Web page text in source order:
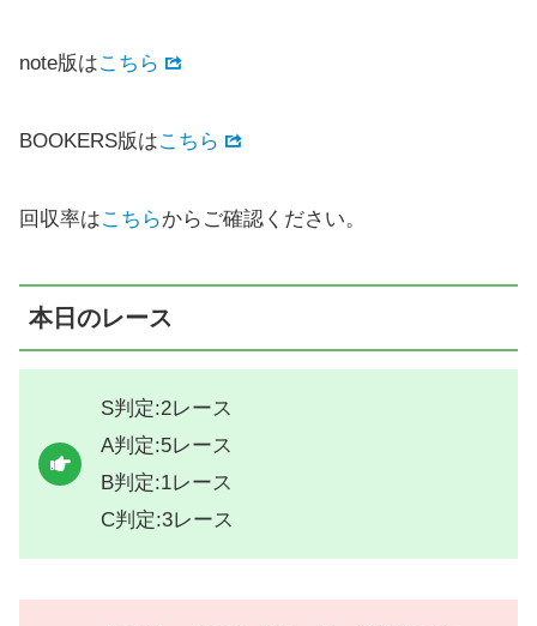
note版はこちら
BOOKERS版はこちら
回収率はこちらからご確認ください。
本日のレース
S判定:2レース
A判定:5レース
B判定:1レース
C判定:3レース